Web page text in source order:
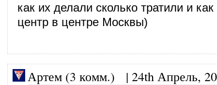
как их делали сколько тратили и как
центр в центре Москвы)
Артем (3 комм.) | 24th Апрель,